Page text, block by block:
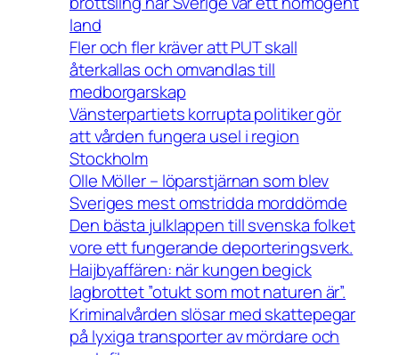
land
Fler och fler kräver att PUT skall
återkallas och omvandlas till
medborgarskap
Vänsterpartiets korrupta politiker gör
att vården fungera usel i region
Stockholm
Olle Möller – löparstjärnan som blev
Sveriges mest omstridda morddömde
Den bästa julklappen till svenska folket
vore ett fungerande deporteringsverk.
Haijbyaffären: när kungen begick
lagbrottet ”otukt som mot naturen är”.
Kriminalvården slösar med skattepegar
på lyxiga transporter av mördare och